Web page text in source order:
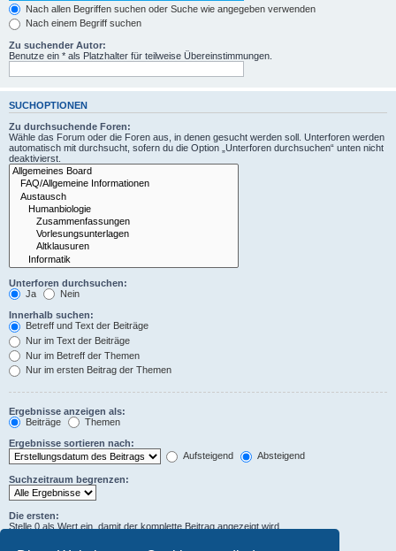
Nach allen Begriffen suchen oder Suche wie angegeben verwenden
Nach einem Begriff suchen
Zu suchender Autor:
Benutze ein * als Platzhalter für teilweise Übereinstimmungen.
SUCHOPTIONEN
Zu durchsuchende Foren:
Wähle das Forum oder die Foren aus, in denen gesucht werden soll. Unterforen werden
automatisch mit durchsucht, sofern du die Option „Unterforen durchsuchen“ unten nicht
deaktivierst.
Unterforen durchsuchen:
Ja
Nein
Innerhalb suchen:
Betreff und Text der Beiträge
Nur im Text der Beiträge
Nur im Betreff der Themen
Nur im ersten Beitrag der Themen
Ergebnisse anzeigen als:
Beiträge
Themen
Ergebnisse sortieren nach:
Aufsteigend
Absteigend
Suchzeitraum begrenzen:
Die ersten:
Stelle 0 als Wert ein, damit der komplette Beitrag angezeigt wird.